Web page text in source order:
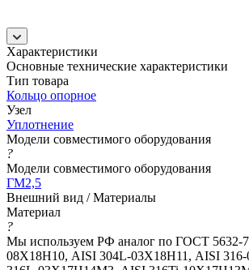
Характеристики
Основные технические характеристики
Тип товара
Кольцо опорное
Узел
Уплотнение
Модели совместимого оборудования
?
Модели совместимого оборудования
ГМ2,5
Внешний вид / Материалы
Материал
?
Мы используем РФ аналог по ГОСТ 5632-
08Х18Н10, AISI 304L-03Х18Н11, AISI